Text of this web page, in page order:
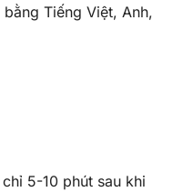
Tiếng Việt, Anh,
5-10 phút sau khi